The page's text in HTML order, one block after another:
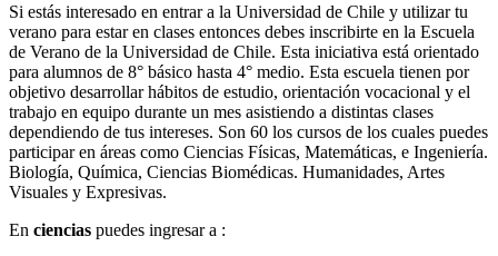
Si estás interesado en entrar a la Universidad de Chile y utilizar tu
verano para estar en clases entonces debes inscribirte en la Escuela
de Verano de la Universidad de Chile. Esta iniciativa está orientado
para alumnos de 8° básico hasta 4° medio. Esta escuela tienen por
objetivo desarrollar hábitos de estudio, orientación vocacional y el
trabajo en equipo durante un mes asistiendo a distintas clases
dependiendo de tus intereses. Son 60 los cursos de los cuales puedes
participar en áreas como Ciencias Físicas, Matemáticas, e Ingeniería.
Biología, Química, Ciencias Biomédicas. Humanidades, Artes
Visuales y Expresivas.
En ciencias puedes ingresar a :